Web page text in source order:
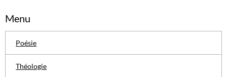
Menu
Poésie
Théologie